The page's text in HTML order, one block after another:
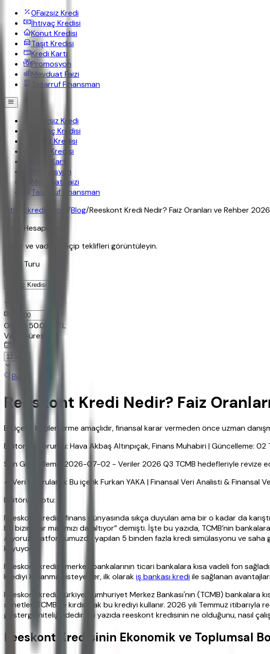
0Faizsiz Kredi
İhtiyaç Kredisi
Konut Kredisi
Taşıt Kredisi
Kredi Kartı
Promosyon
Mevduat Faizi
Tasarruf Finansman
Faizsiz Kredi
İhtiyaç Kredisi
Konut Kredisi
Taşıt Kredisi
Kredi Kartı
Promosyon
Mevduat Faizi
Tasarruf Finansman
ihtiyackredisi.com /Blog/Reeskont Kredi Nedir? Faiz Oranları ve Rehber 2026
Kredi Hesaplama
Tutar ve vadeyi seçip teklifleri görüntüleyin.
Kredi Turu
Tutar
Ornek: 50.000
TL
Vade Süresi
Bul
Reeskont Kredi Nedir? Faiz
Bu içerik bilgilendirme amaçlıdır, finansal karar vermeden önce uzman
Editoryal Sorumlu: Hava Akbaş Altınpıçak, Finans Muhabiri | Güncelleme:
Son Güncelleme: 2026-07-02 - Veriler 2026 Q3 TCMB hedefleriyle revize
✔ Veri Doğrulama: Bu içerik Furkan YAKA | Finansal Veri Analisti & Finansal
Editörün Notu:
Reeskont kredisi, finans dünyasında sıkça duyulan ama bir o kadar da
bu bizim kar marjımızı daraltıyor” demişti. İşte bu yazıda, TCMB’nin
alıyoruz. Platformumuzda yapılan 5 binden fazla kredi simülasyonu ve
koyuyor.
Reeskont kredisi, merkez bankalarının ticari bankalara kısa vadeli fon
krediyi kullanmak isteyenler, ilk olarakiş bankası krediile sağlanan
Reeskont kredi, Türkiye Cumhuriyet Merkez Bankası'nın (TCMB) bankalara
senetleri TCMB'ye kırdırarak bu krediyi kullanır. 2026 yılı Temmuz
gösterge niteliğindedir. Bu yazıda reeskont kredisinin ne olduğunu, nasıl
Reeskont Kredisinin Ekonomik ve Toplumsal